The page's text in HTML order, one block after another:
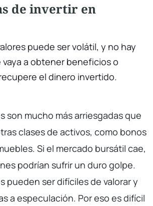
de invertir en
puede ser volátil, y no hay
a obtener beneficios o
el dinero invertido.
son mucho más arriesgadas que
clases de activos, como bonos
Si el mercado bursátil cae,
podrían sufrir un duro golpe.
pueden ser difíciles de valorar y
a especulación. Por eso es difícil